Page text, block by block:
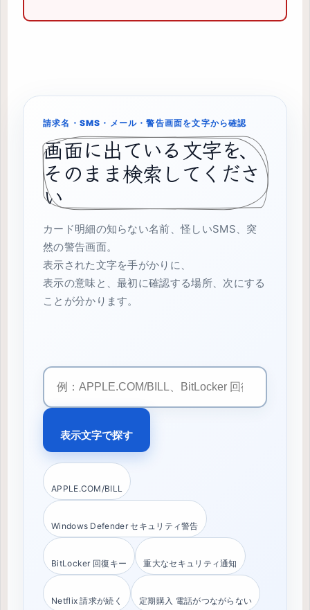
請求名・SMS・メール・警告画面を文字から確認
画面に出ている文字を、
そのまま検索してくださ
い
カード明細の知らない名前、怪しいSMS、突
然の警告画面。
表示された文字を手がかりに、
表示の意味と、最初に確認する場所、次にする
ことが分かります。
サ
ト
検
索
表示文字で探す
APPLE.COM/BILL
Windows Defender セキュリティ警告
BitLocker 回復キー 重大なセキュリティ通知
Netflix 請求が続く 定期購入 電話がつながらない